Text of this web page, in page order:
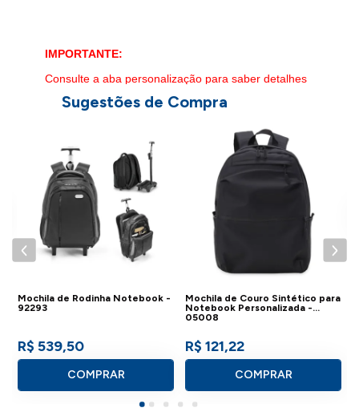
IMPORTANTE:
Consulte a aba personalização para saber detalhes
de como aplicar sua marca neste produto.
Sugestões de Compra
Mochila de Rodinha Notebook -
92293
R$ 539,50
COMPRAR
Mochila de Couro Sintético para
Notebook Personalizada -
05008
R$ 121,22
COMPRAR